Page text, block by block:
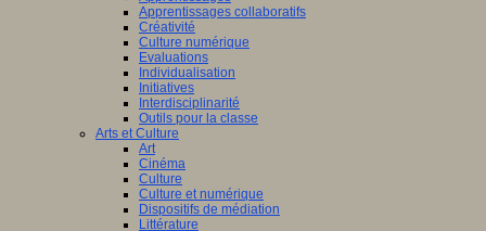
Apprentissages collaboratifs
Créativité
Culture numérique
Evaluations
Individualisation
Initiatives
Interdisciplinarité
Outils pour la classe
Arts et Culture
Art
Cinéma
Culture
Culture et numérique
Dispositifs de médiation
Littérature